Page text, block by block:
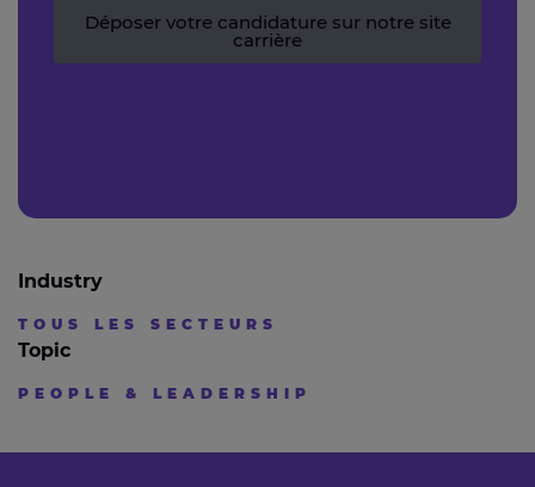
Déposer votre candidature sur notre site
carrière
Industry
TOUS LES SECTEURS
Topic
PEOPLE & LEADERSHIP